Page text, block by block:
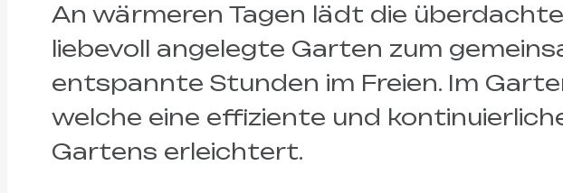
An wärmeren Tagen lädt die
liebevoll angelegte Garten zum
entspannte Stunden im Freien. Im
welche eine effiziente und
Gartens erleichtert.